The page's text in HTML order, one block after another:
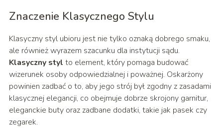
Znaczenie Klasycznego Stylu
Klasyczny styl ubioru jest nie tylko oznaką dobrego smaku,
ale również wyrazem szacunku dla instytucji sądu.
Klasyczny styl to element, który pomaga budować
wizerunek osoby odpowiedzialnej i poważnej. Oskarżony
powinien zadbać o to, aby jego strój był zgodny z zasadami
klasycznej elegancji, co obejmuje dobrze skrojony garnitur,
eleganckie buty oraz zadbane dodatki, takie jak pasek czy
zegarek.